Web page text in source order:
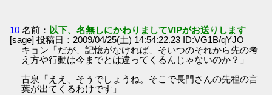
10 名前： 以下、名無しにかわりましてVIPがお送りします
[sage] 投稿日：2009/04/25(土) 14:54:22.23 ID:VG1B/qYJO
キョン「だが、記憶がなければ、そいつのそれから先の考
え方や行動は今までとは違ってくるんじゃないのか？」
古泉「ええ、そうでしょうね。そこで長門さんの先程の言
葉が出てくるわけです」